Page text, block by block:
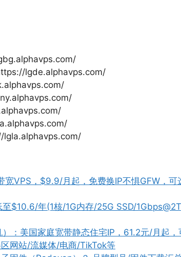
lgde.alphavps.com/
lgla.alphavps.com/
宽VPS，$9.9/月起，免费换IP不惧GFW，
$10.6/年(1核/1G内存/25G SSD/
：美国家庭宽带静态住宅IP，61.2元/月起
网站/流媒体/电商/TikTok等